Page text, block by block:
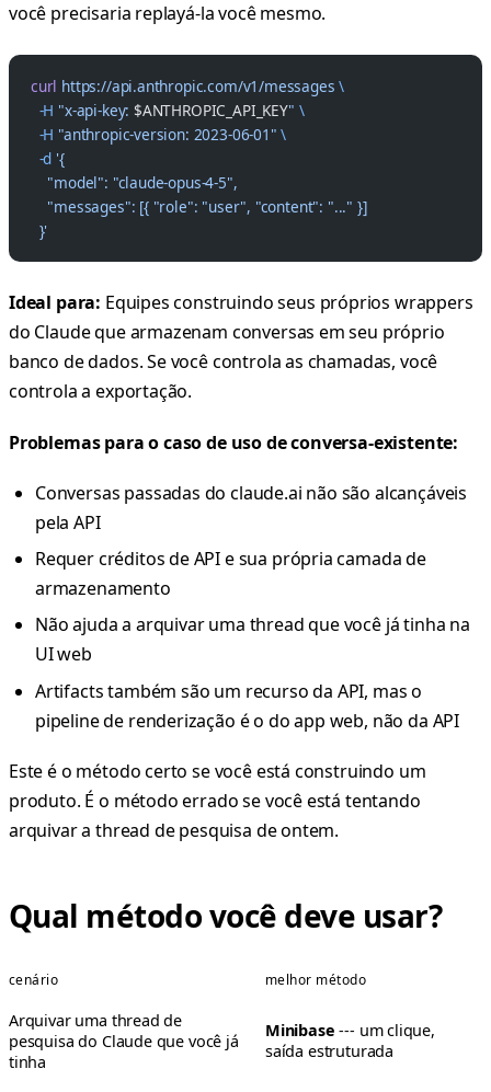
você precisaria replayá-la você mesmo.
curl https://api.anthropic.com/v1/messages \
  -H
"x-api-key: $ANTHROPIC_API_KEY" \
  -H
"anthropic-version: 2023-06-01" \
  -d
'{
    "model": "claude-opus-4-5",
    "messages": [{ "role": "user", "content": "..." }]
  }'
Ideal para: Equipes construindo seus próprios wrappers
do Claude que armazenam conversas em seu próprio
banco de dados. Se você controla as chamadas, você
controla a exportação.
Problemas para o caso de uso de conversa-existente:
Conversas passadas do claude.ai não são alcançáveis
pela API
Requer créditos de API e sua própria camada de
armazenamento
Não ajuda a arquivar uma thread que você já tinha na
UI web
Artifacts também são um recurso da API, mas o
pipeline de renderização é o do app web, não da API
Este é o método certo se você está construindo um
produto. É o método errado se você está tentando
arquivar a thread de pesquisa de ontem.
Qual método você deve usar?
cenário melhor método
Arquivar uma thread de
pesquisa do Claude que você já
tinha
Minibase --- um clique,
saída estruturada